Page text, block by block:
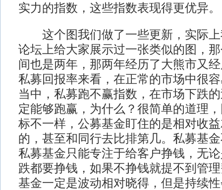
实力的指数，这些指数表现得更优异。
这个图我们做了一些更新，实际上
论坛上给大家展示过一张类似的图，
间也是两年，那两年经历了大熊市又
私募回报率来看，在正常的市场中很
当中，私募跑不赢指数，在市场下跌
定能够跑赢，为什么？很简单的道理
标不一样，公募基金盯住的是相对收
的，甚至和同行去比排第几。私募基
私募基金只能专注于给客户挣钱，无
跌都要挣钱，如果不挣钱就提不到管
基金一定是波动相对晓得，但是持续